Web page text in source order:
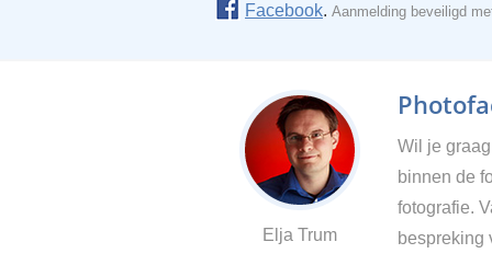
Facebook. Aanmelding beveiligd
Elja Trum
Wil je
binnen de
fotografie.
bespreking